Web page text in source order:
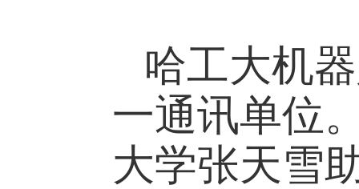
哈工大机
一通讯单位
大学张天雪